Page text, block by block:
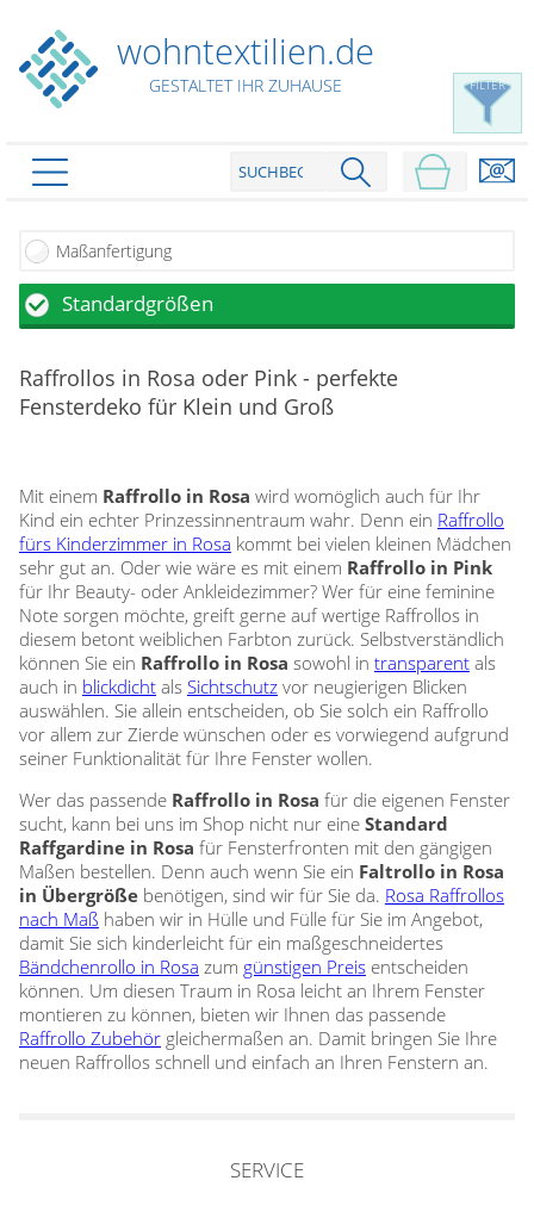
PRODUKTE
Plissee
Plissee nach Maß
Wabenplissees
Verdunklungsplissees
gemusterte Plissees
günstige Plissees
Plissee Modelle
Plissee Befestigungen
Plissee Messanleitung
Plissee Waschanleitung
Zubehör / Ersatzteile
Rollo
Rollos nach Maß
Rollos in Standardgrößen
Klemmrollo
Rollos günstig
Rollo Kinderzimmer
Bambusrollo nach Maß
Bambusrollo in Standardgröße
Rollo Ersatzteile & Zubehör
Dachfenster Rollo
Raffrollo
Faltrollo / Raffgardinen
Zubehör / Ersatzteile
Flächenvorhang nach Maß
Standard Flächengardinen
Scheibengardinen
Scheibengardinen in Standard-
Größen
Lamellenvorhang
Lamellen nach Maß
Fensterformen
Ausstattung / Details
Individual Druck
Messanleitung
Jalousien
Jalousien nach Maß
günstige Jalousien in
Standardgrößen
Messanleitung
Befestigung
Tischdecke
Markisenstoff
Balkonbespannung nach Maß
Konfigurator
Sonnensegel
Outdoor-Plissees
Konfigurator
Messanleitung
Gardinen
Schlaufenschals
Vorhangschals
Ösenschals
Kissen
Kissen
Fensterbilder
Fliegengitter
wohntextilien.de
GESTALTET IHR ZUHAUSE
Maßanfertigung
Standardgrößen
FILTER
Raffrollos in Rosa oder Pink - perfekte
Fensterdeko für Klein und Groß
Mit einem Raffrollo in Rosa wird womöglich auch für Ihr
Kind ein echter Prinzessinnentraum wahr. Denn ein Raffrollo
fürs Kinderzimmer in Rosa kommt bei vielen kleinen Mädchen
sehr gut an. Oder wie wäre es mit einem Raffrollo in Pink
für Ihr Beauty- oder Ankleidezimmer? Wer für eine feminine
Note sorgen möchte, greift gerne auf wertige Raffrollos in
diesem betont weiblichen Farbton zurück. Selbstverständlich
können Sie ein Raffrollo in Rosa sowohl in transparentals
auch in blickdichtals Sichtschutzvor neugierigen Blicken
auswählen. Sie allein entscheiden, ob Sie solch ein Raffrollo
vor allem zur Zierde wünschen oder es vorwiegend aufgrund
seiner Funktionalität für Ihre Fenster wollen.
Wer das passende Raffrollo in Rosa für die eigenen Fenster
sucht, kann bei uns im Shop nicht nur eine Standard
Raffgardine in Rosa für Fensterfronten mit den gängigen
Maßen bestellen. Denn auch wenn Sie ein Faltrollo in Rosa
in Übergrößebenötigen, sind wir für Sie da. Rosa Raffrollos
nach Maß haben wir in Hülle und Fülle für Sie im Angebot,
damit Sie sich kinderleicht für ein maßgeschneidertes
Bändchenrollo in Rosa zum günstigen Preisentscheiden
können. Um diesen Traum in Rosa leicht an Ihrem Fenster
montieren zu können, bieten wir Ihnen das passende
Raffrollo Zubehörgleichermaßen an. Damit bringen Sie Ihre
neuen Raffrollos schnell und einfach an Ihren Fenstern an.
SERVICE